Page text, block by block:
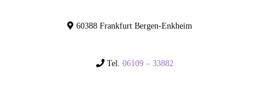
60388 Frankfurt Bergen-Enkheim
Tel. 06109 – 33882